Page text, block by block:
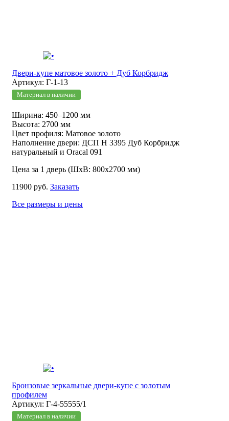
Двери-купе матовое золото + Дуб Корбридж
Артикул: Г-1-13
Материал в наличии
Ширина: 450–1200 мм
Высота: 2700 мм
Цвет профиля: Матовое золото
Наполнение двери: ДСП Н 3395 Дуб Корбридж
натуральный и Oracal 091
Цена за 1 дверь (ШхВ: 800х2700 мм)
11900 руб. Заказать
Все размеры и цены
Бронзовые зеркальные двери-купе с золотым
профилем
Артикул: Г-4-55555/1
Материал в наличии